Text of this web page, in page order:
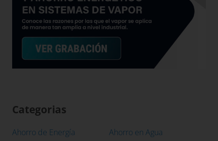
Categorias
Ahorro de Energía
Ahorro en Agua